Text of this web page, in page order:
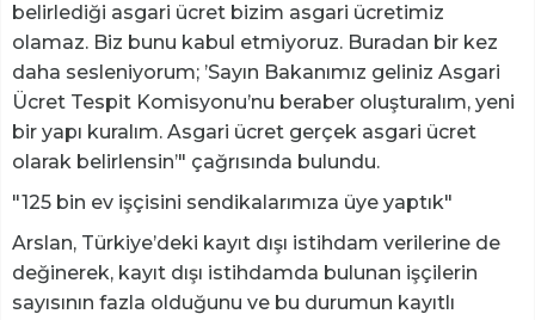
belirlediği asgari ücret bizim asgari ücretimiz
olamaz. Biz bunu kabul etmiyoruz. Buradan bir kez
daha sesleniyorum; ’Sayın Bakanımız geliniz Asgari
Ücret Tespit Komisyonu’nu beraber oluşturalım, yeni
bir yapı kuralım. Asgari ücret gerçek asgari ücret
olarak belirlensin’" çağrısında bulundu.
"125 bin ev işçisini sendikalarımıza üye yaptık"
Arslan, Türkiye’deki kayıt dışı istihdam verilerine de
değinerek, kayıt dışı istihdamda bulunan işçilerin
sayısının fazla olduğunu ve bu durumun kayıtlı